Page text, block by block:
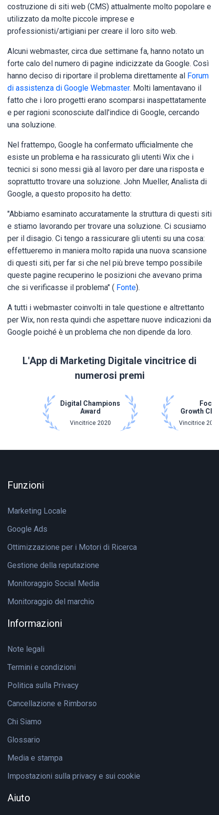
costruzione di siti web (CMS) attualmente molto popolare e
utilizzato da molte piccole imprese e
professionisti/artigiani per creare il loro sito web.
Alcuni webmaster, circa due settimane fa, hanno notato un
forte calo del numero di pagine indicizzate da Google. Così
hanno deciso di riportare il problema direttamente al Forum
di assistenza di Google Webmaster. Molti lamentavano il
fatto che i loro progetti erano scomparsi inaspettatamente
e per ragioni sconosciute dall'indice di Google, cercando
una soluzione.
Nel frattempo, Google ha confermato ufficialmente che
esiste un problema e ha rassicurato gli utenti Wix che i
tecnici si sono messi già al lavoro per dare una risposta e
soprattutto trovare una soluzione. John Mueller, Analista di
Google, a questo proposito ha detto:
"Abbiamo esaminato accuratamente la struttura di questi siti
e stiamo lavorando per trovare una soluzione. Ci scusiamo
per il disagio. Ci tengo a rassicurare gli utenti su una cosa:
effettueremo in maniera molto rapida una nuova scansione
di questi siti, per far si che nel più breve tempo possibile
queste pagine recuperino le posizioni che avevano prima
che si verificasse il problema" ( Fonte).
A tutti i webmaster coinvolti in tale questione e altrettanto
per Wix, non resta quindi che aspettare nuove indicazioni da
Google poiché è un problema che non dipende da loro.
L'App di Marketing Digitale vincitrice di
numerosi premi
Digital Champions
Award
Vincitrice 2020
Focus
Growth
Vincitrice
Funzioni
Marketing Locale
Google Ads
Ottimizzazione per i Motori di Ricerca
Gestione della reputazione
Monitoraggio Social Media
Monitoraggio del marchio
Informazioni
Note legali
Termini e condizioni
Politica sulla Privacy
Cancellazione e Rimborso
Chi Siamo
Glossario
Media e stampa
Impostazioni sulla privacy e sui cookie
Aiuto